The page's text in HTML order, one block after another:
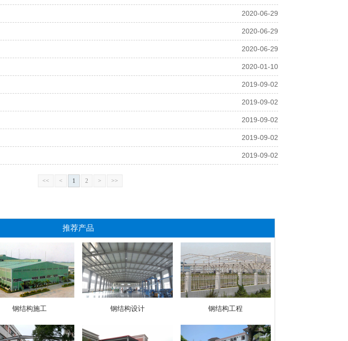
2020-06-29
2020-06-29
2020-06-29
2020-01-10
2019-09-02
2019-09-02
2019-09-02
2019-09-02
2019-09-02
<< < 1 2 > >>
推荐产品
钢结构施工 钢结构设计 钢结构工程